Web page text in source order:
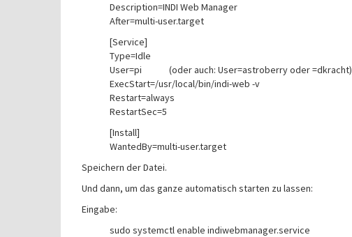
Description=INDI Web Manager
After=multi-user.target
[Service]
Type=Idle
User=pi (oder auch: User=astroberry oder =dkracht)
ExecStart=/usr/local/bin/indi-web -v
Restart=always
RestartSec=5
[Install]
WantedBy=multi-user.target
Speichern der Datei.
Und dann, um das ganze automatisch starten zu lassen:
Eingabe:
sudo systemctl enable indiwebmanager.service